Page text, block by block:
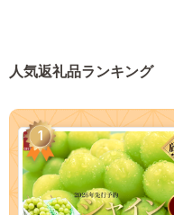
人気返礼品ランキング
1